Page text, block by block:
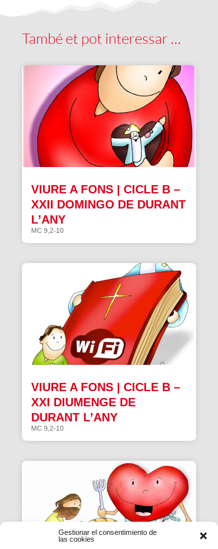
Gestionar el consentimiento de
las cookies
També et pot interessar …
VIURE A FONS | CICLE B –
XXII DOMINGO DE DURANT
L’ANY
MC 9,2-10
VIURE A FONS | CICLE B –
XXI DIUMENGE DE
DURANT L’ANY
MC 9,2-10